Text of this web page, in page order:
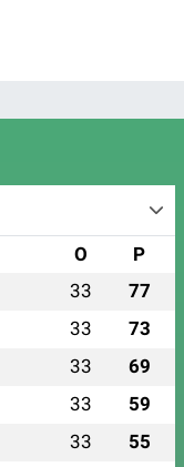
O P
33 77
33 73
33 69
33 59
33 55